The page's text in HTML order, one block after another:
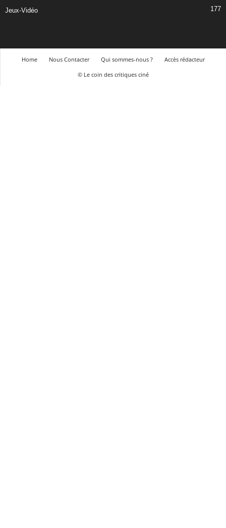
Jeux-Vidéo 177
Home Nous Contacter Qui sommes-nous ?
Accès rédacteur
© Le coin des critiques ciné